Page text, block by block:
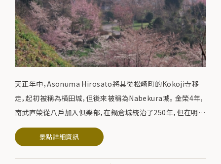
天正年中，Asonuma Hirosato將其從松崎町的Kokoji寺移
走，起初被稱為橫田城，但後來被稱為Nabekura城。 金榮4年，
南武直榮從八戶加入俱樂部，在鍋倉城統治了250年，但在明治
2年，鍋倉城被廢棄。 目前，在三之丸遺址有一個類似天守閣的
天文臺，俯瞰著城市，在櫻花盛開的季節，吉野櫻花和山櫻樹盛
景點詳細資訊